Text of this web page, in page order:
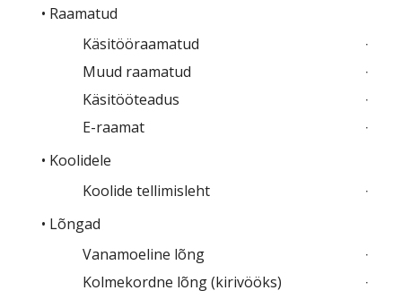
• Raamatud
Käsitööraamatud
Muud raamatud
Käsitööteadus
E-raamat
• Koolidele
Koolide tellimisleht
• Lõngad
Vanamoeline lõng
Kolmekordne lõng (kirivööks)